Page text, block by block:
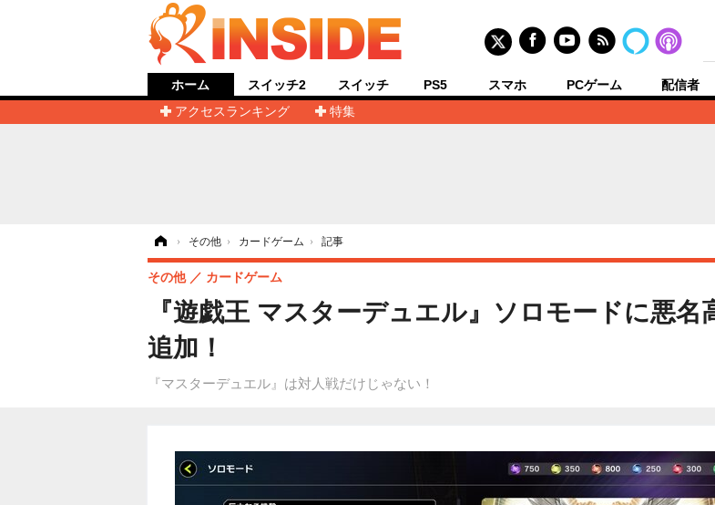
ホーム
アクセスランキング
特集
スイッチ2 スイッチ PS5 スマホ PCゲーム 配信者
› その他 › カードゲーム › 記事
『遊戯王 マスターデュエル』ソロモードに悪
追加！
『マスターデュエル』は対人戦だけじゃない！
その他 カードゲーム